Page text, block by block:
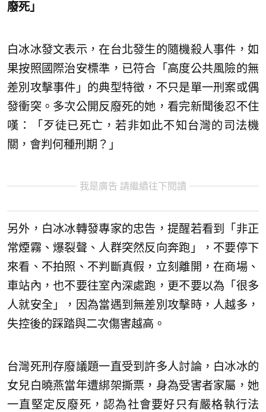
廢死」
白冰冰發文表示，在台北發生的隨機殺人事件，如
果按照國際治安標準，已符合「高度公共風險的無
差別攻擊事件」的典型特徵，不只是單一刑案或偶
發衝突。多次公開反廢死的她，看完新聞後忍不住
嘆：「歹徒已死亡，若非如此不知台灣的司法機
關，會判何種刑期？」
我是廣告 請繼續往下閱讀
另外，白冰冰轉發專家的忠告，提醒若看到「非正
常煙霧、爆裂聲、人群突然反向奔跑」，不要停下
來看、不拍照、不判斷真假，立刻離開，在商場、
車站內，也不要往室內深處跑，更不要以為「很多
人就安全」，因為當遇到無差別攻擊時，人越多，
失控後的踩踏與二次傷害越高。
台灣死刑存廢議題一直受到許多人討論，白冰冰的
女兒白曉燕當年遭綁架撕票，身為受害者家屬，她
一直堅定反廢死，認為社會要好只有嚴格執行法